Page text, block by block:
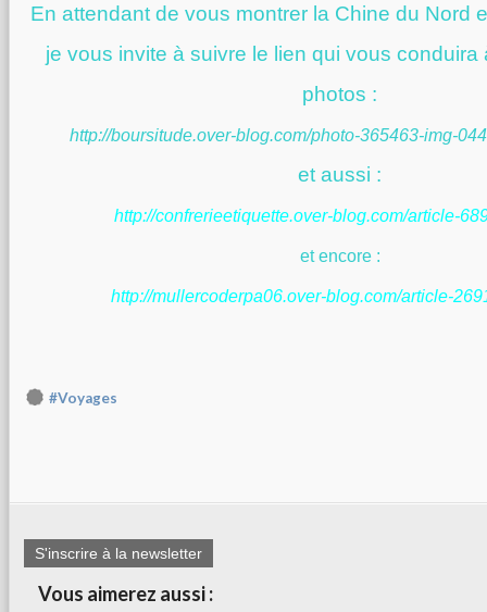
En attendant de vous montrer la Chine du Nord
je vous invite à suivre le lien qui vous conduira
photos :
http://boursitude.over-blog.com/photo-365463-img-
et aussi :
http://confrerieetiquette.over-blog.com/article-
et encore :
http://mullercoderpa06.over-blog.com/article-
#Voyages
S'inscrire à la newsletter
Vous aimerez aussi :